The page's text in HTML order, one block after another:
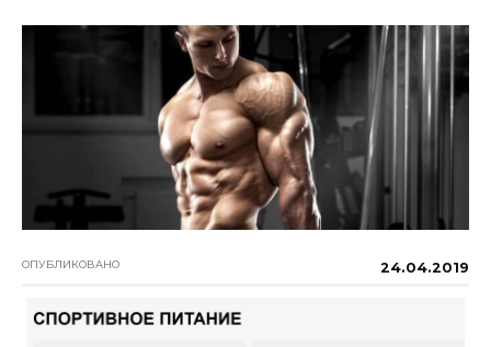
ОПУБЛИКОВАНО 24.04.2019